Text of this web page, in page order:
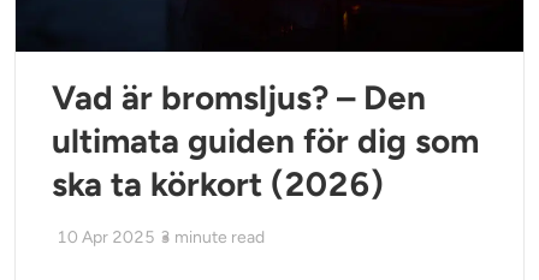
Vad är bromsljus? – Den
ultimata guiden för dig som
ska ta körkort (2026)
10 Apr 2025 3 minute read